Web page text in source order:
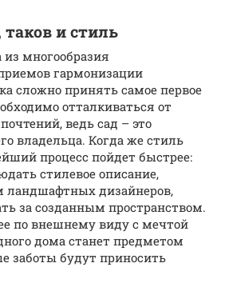
и стиль
из многообразия
гармонизации
сложно принять самое первое
отталкиваться от
ведь сад – это
владельца. Когда же стиль
процесс пойдет быстрее:
стилевое описание,
ландшафтных дизайнеров,
за созданным пространством.
по внешнему виду с мечтой
дома станет предметом
заботы будут приносить